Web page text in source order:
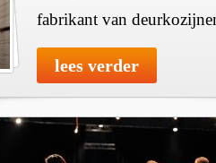
fabrikant van
lees verder